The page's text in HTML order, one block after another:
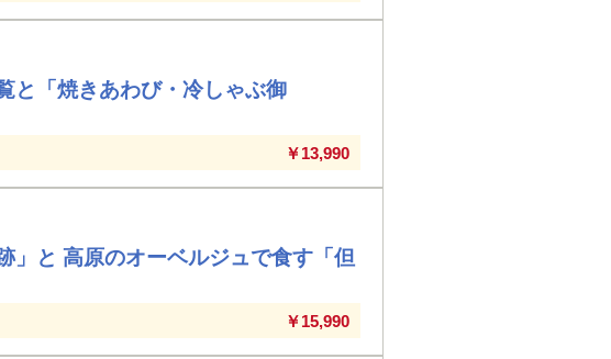
と「焼きあわび・冷しゃぶ御
￥13,990
」と 高原のオーベルジュで食す「但
￥15,990